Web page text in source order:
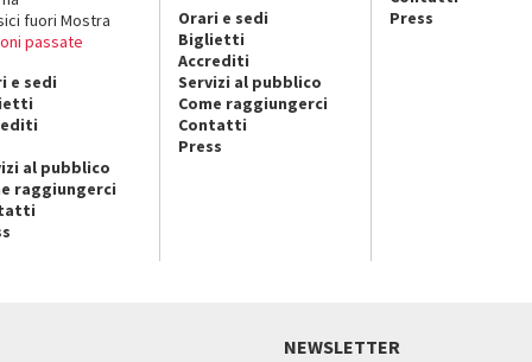
fuori Mostra
passate
e sedi
al pubblico
raggiungerci
Orari e sedi
Biglietti
Accrediti
Servizi al pubblico
Come raggiungerci
Contatti
Press
Press
NEWSLETTER